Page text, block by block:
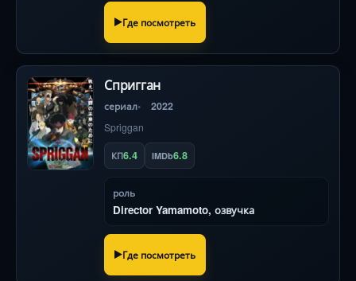
Где посмотреть
Спригган
сериал 2022
Spriggan
КП6.4 IMDb6.8
роль
Director Yamamoto, озвучка
Где посмотреть